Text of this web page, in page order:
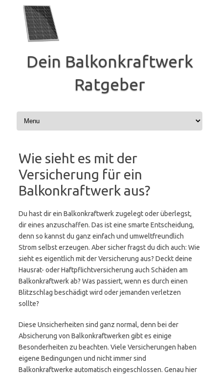
Inhalt
springen
Dein Balkonkraftwerk
Ratgeber
Wie sieht es mit der
Versicherung für ein
Balkonkraftwerk aus?
Du hast dir ein Balkonkraftwerk zugelegt oder überlegst,
dir eines anzuschaffen. Das ist eine smarte Entscheidung,
denn so kannst du ganz einfach und umweltfreundlich
Strom selbst erzeugen. Aber sicher fragst du dich auch: Wie
sieht es eigentlich mit der Versicherung aus? Deckt deine
Hausrat- oder Haftpflichtversicherung auch Schäden am
Balkonkraftwerk ab? Was passiert, wenn es durch einen
Blitzschlag beschädigt wird oder jemanden verletzen
sollte?
Diese Unsicherheiten sind ganz normal, denn bei der
Absicherung von Balkonkraftwerken gibt es einige
Besonderheiten zu beachten. Viele Versicherungen haben
eigene Bedingungen und nicht immer sind
Balkonkraftwerke automatisch eingeschlossen. Genau hier